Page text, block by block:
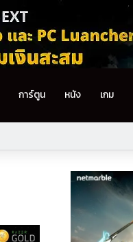
การ์ตูน หนัง เกม